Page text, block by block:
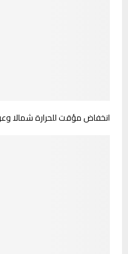
انخفاض مؤقت للحرارة شمالا